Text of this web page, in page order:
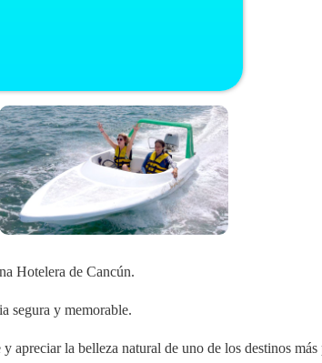
Hotelera de Cancún.
segura y memorable.
la belleza natural de uno de los destinos más